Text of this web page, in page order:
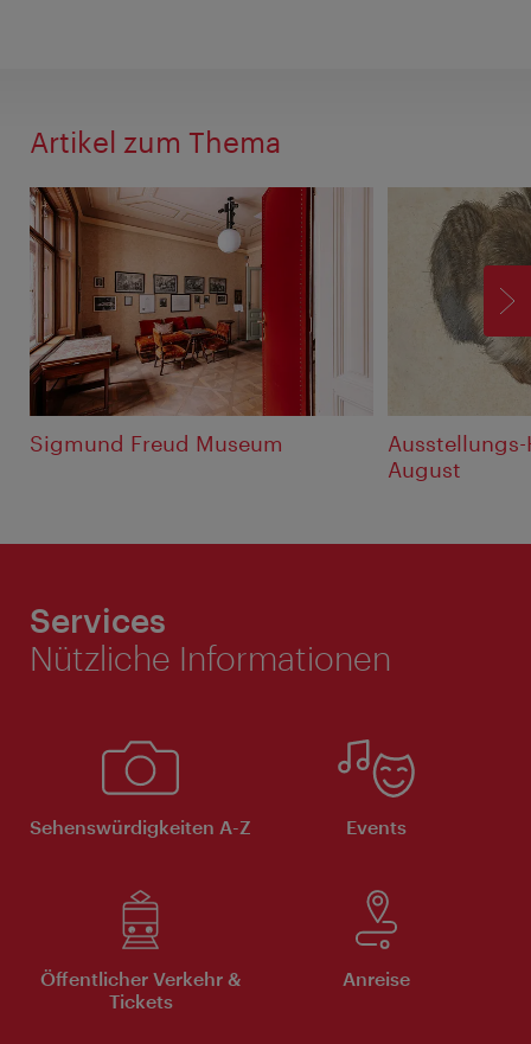
Artikel zum Thema
Sigmund Freud Museum
August
Services
Nützliche Informationen
Sehenswürdigkeiten A-Z Events
Öffentlicher Verkehr &
Tickets
Anreise